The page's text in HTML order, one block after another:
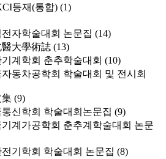
등재(통합) (1)
전자학술대회 논문집 (14)
醫大學術誌 (13)
계학회 춘추학술대회 (10)
자동차공학회 학술대회 및 전시회
集 (9)
통신학회 학술대회논문집 (9)
기계가공학회 춘추계학술대회 논문
기학회 학술대회 논문집 (8)